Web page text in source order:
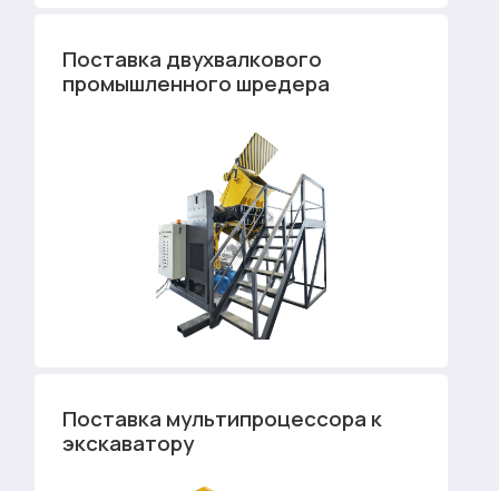
Поставка двухвалкового
промышленного шредера
Поставка мультипроцессора к
экскаватору